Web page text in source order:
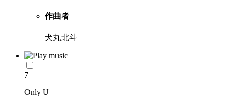
作曲者
犬丸北斗
7
Only U